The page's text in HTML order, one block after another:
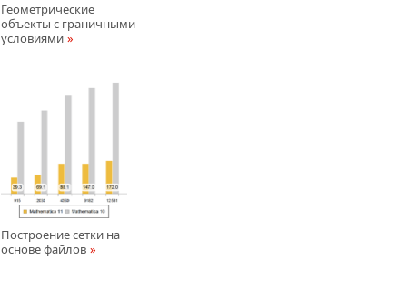
Геометрические
объекты с граничными
условиями
Построение сетки на
основе файлов